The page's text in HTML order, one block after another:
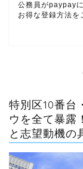
公務員がpaypay
お得な登録方法を
特別区10番台
ウを全て暴露
と志望動機の